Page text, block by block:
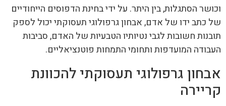
וכושר הסתגלות, בין היתר. על ידי בחינת הדפוסים הייחודיים
של כתב ידו של אדם, אבחון גרפולוגי תעסוקתי יכול לספק
תובנות חשובות לגבי נטיותיו הטבעיות של האדם, סביבות
העבודה המועדפות ותחומי התמחות פוטנציאליים.
אבחון גרפולוגי תעסוקתי להכוונת
קריירה